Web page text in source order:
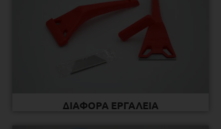
ΔΙΑΦΟΡΑ ΕΡΓΑΛΕΙΑ